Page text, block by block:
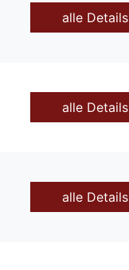
alle Details
alle Details
alle Details